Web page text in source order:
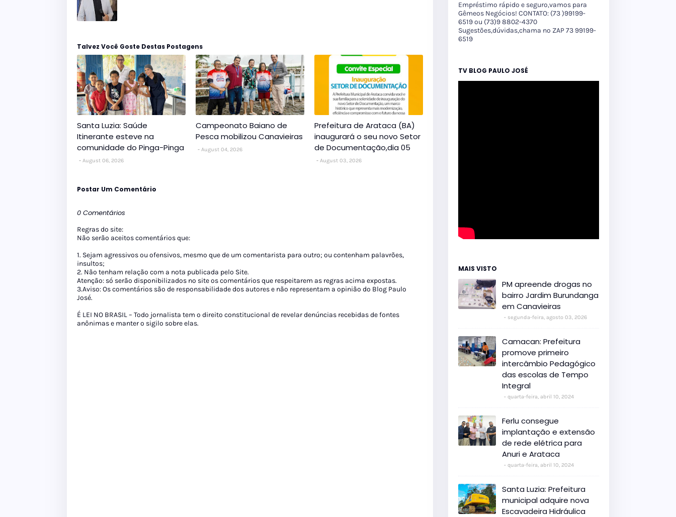
Talvez Você Goste Destas Postagens
Santa Luzia: Saúde
Itinerante esteve na
comunidade do Pinga-Pinga
August 06, 2026
Campeonato Baiano de
Pesca mobilizou Canavieiras
August 04, 2026
Prefeitura de Arataca (BA)
inaugurará o seu novo Setor
de Documentação,dia 05
August 03, 2026
Postar Um Comentário
0 Comentários
Regras do site:
Não serão aceitos comentários que:
1. Sejam agressivos ou ofensivos, mesmo que de um comentarista para outro; ou contenham palavrões,
insultos;
2. Não tenham relação com a nota publicada pelo Site.
Atenção: só serão disponibilizados no site os comentários que respeitarem as regras acima expostas.
3.Aviso: Os comentários são de responsabilidade dos autores e não representam a opinião do Blog Paulo
José.
É LEI NO BRASIL – Todo jornalista tem o direito constitucional de revelar denúncias recebidas de fontes
anônimas e manter o sigilo sobre elas.
Empréstimo rápido e seguro,vamos para
Gêmeos Negócios! CONTATO: (73 )99199-
6519 ou (73)9 8802-4370
Sugestões,dúvidas,chama no ZAP 73 99199-
6519
TV BLOG PAULO JOSÉ
MAIS VISTO
PM apreende drogas no
bairro Jardim Burundanga
em Canavieiras
segunda-feira, agosto 03, 2026
Camacan: Prefeitura
promove primeiro
intercâmbio Pedagógico
das escolas de Tempo
Integral
quarta-feira, abril 10, 2024
Ferlu consegue
implantação e extensão
de rede elétrica para
Anuri e Arataca
quarta-feira, abril 10, 2024
Santa Luzia: Prefeitura
municipal adquire nova
Escavadeira Hidráulica